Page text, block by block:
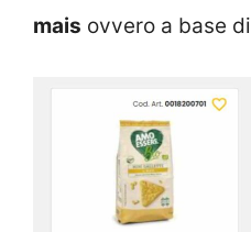
mais ovvero a base di